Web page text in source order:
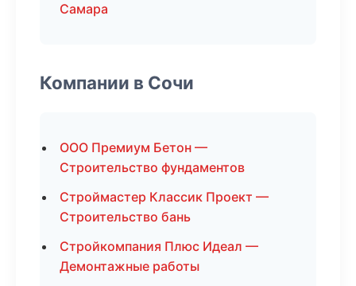
Самара
Компании в Сочи
ООО Премиум Бетон —
Строительство фундаментов
Строймастер Классик Проект —
Строительство бань
Стройкомпания Плюс Идеал —
Демонтажные работы